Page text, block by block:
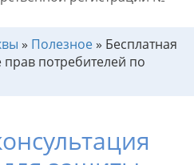
» Полезное» Бесплатная
прав потребителей по